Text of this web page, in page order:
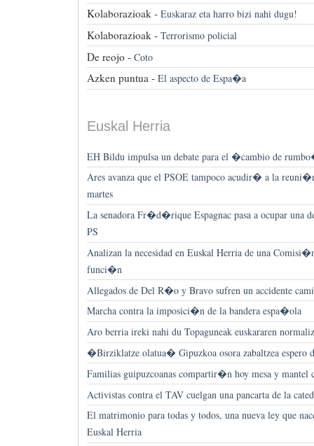
Kolaborazioak - Euskaraz eta harro bizi nahi dugu!
Kolaborazioak - Terrorismo policial
De reojo - Coto
Azken puntua - El aspecto de Espa�a
Euskal Herria
EH Bildu impulsa un debate para el �cambio de
Ares avanza que el PSOE tampoco acudir� a la
martes
La senadora Fr�d�rique Espagnac pasa a ocupar una
PS
Analizan la necesidad en Euskal Herria de una
funci�n
Allegados de Del R�o y Bravo sufren un accidente
Marcha contra la imposici�n de la bandera espa�ola
Aro berria ireki nahi du Topaguneak euskararen
�Birziklatze olatua� Gipuzkoa osora zabaltzea espero
Familias guipuzcoanas compartir�n hoy mesa y mantel
Activistas contra el TAV cuelgan una pancarta de la
El matrimonio para todas y todos, una nueva ley que
Euskal Herria